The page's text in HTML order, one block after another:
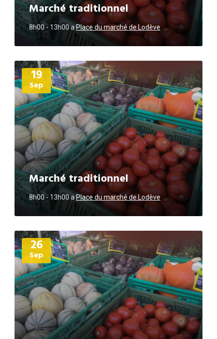
Marché traditionnel
8h00 - 13h00aPlace du marché de Lodève
19
Sep
Marché traditionnel
8h00 - 13h00aPlace du marché de Lodève
Plus
d'informations
26
Sep
Plus
d'informations